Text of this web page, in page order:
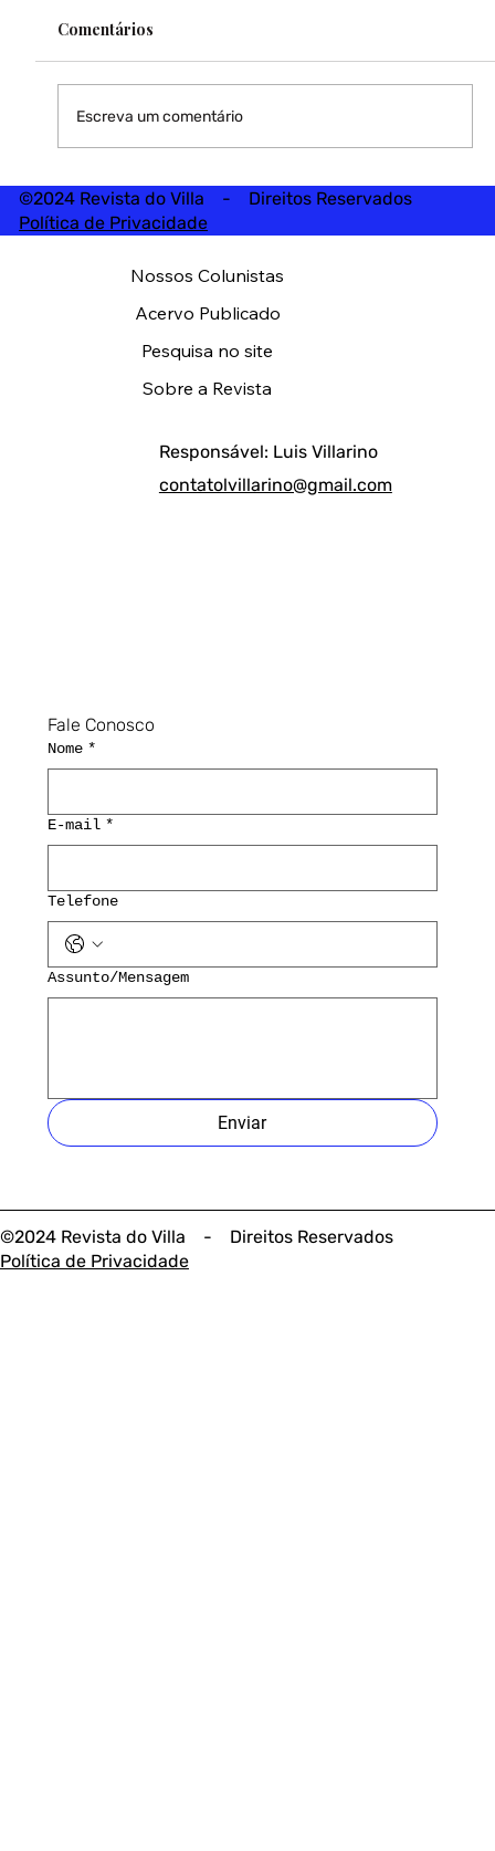
Comentários
Escreva um comentário
©2024 Revista do Villa - Direitos Reservados
Política de Privacidade
©2024 Revista do Villa - Direitos Reservados
Política de Privacidade
Fale Conosco
Nome *
E-mail *
Telefone
Assunto/Mensagem
Enviar
Responsável: Luis Villarino
contatolvillarino@gmail.com
Nossos Colunistas
Acervo Publicado
Pesquisa no site
Sobre a Revista